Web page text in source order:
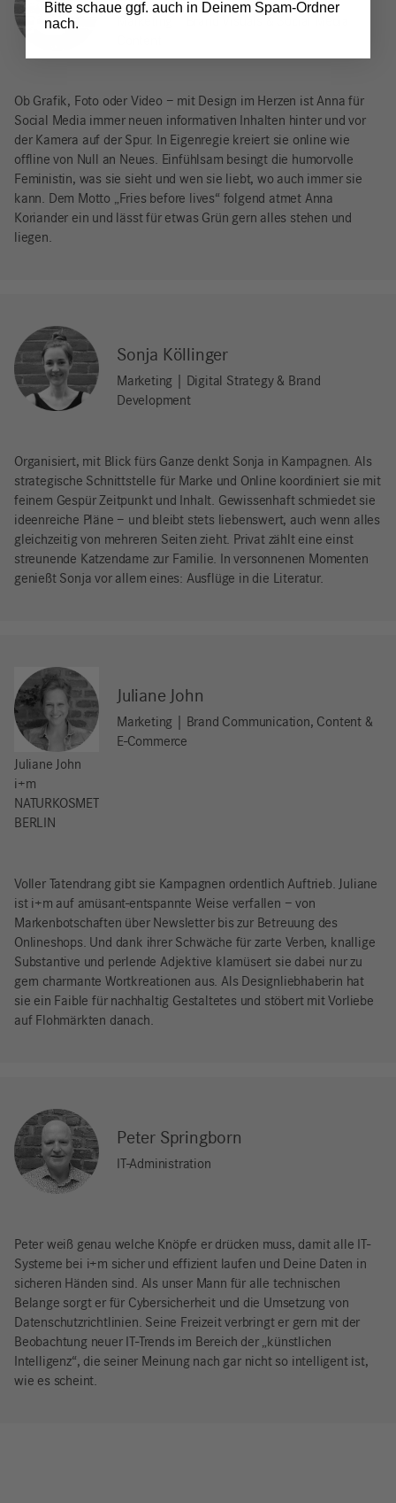
Ob Grafik, Foto oder Video – mit Design im Herzen ist Anna für
Social Media immer neuen informativen Inhalten hinter und vor
der Kamera auf der Spur. In Eigenregie kreiert sie online wie
offline von Null an Neues. Einfühlsam besingt die humorvolle
Feministin, was sie sieht und wen sie liebt, wo auch immer sie
kann. Dem Motto „Fries before lives“ folgend atmet Anna
Koriander ein und lässt für etwas Grün gern alles stehen und
liegen.
Sonja Köllinger
Marketing | Digital Strategy & Brand
Development
Organisiert, mit Blick fürs Ganze denkt Sonja in Kampagnen. Als
strategische Schnittstelle für Marke und Online koordiniert sie mit
feinem Gespür Zeitpunkt und Inhalt. Gewissenhaft schmiedet sie
ideenreiche Pläne – und bleibt stets liebenswert, auch wenn alles
gleichzeitig von mehreren Seiten zieht. Privat zählt eine einst
streunende Katzendame zur Familie. In versonnenen Momenten
genießt Sonja vor allem eines: Ausflüge in die Literatur.
Juliane John
i+m
NATURKOSMETIK
BERLIN
Juliane John
Marketing | Brand Communication, Content &
E-Commerce
Voller Tatendrang gibt sie Kampagnen ordentlich Auftrieb. Juliane
ist i+m auf amüsant-entspannte Weise verfallen – von
Markenbotschaften über Newsletter bis zur Betreuung des
Onlineshops. Und dank ihrer Schwäche für zarte Verben, knallige
Substantive und perlende Adjektive klamüsert sie dabei nur zu
gern charmante Wortkreationen aus. Als Designliebhaberin hat
sie ein Faible für nachhaltig Gestaltetes und stöbert mit Vorliebe
auf Flohmärkten danach.
Peter Springborn
IT-Administration
Peter weiß genau welche Knöpfe er drücken muss, damit alle IT-
Systeme bei i+m sicher und effizient laufen und Deine Daten in
sicheren Händen sind. Als unser Mann für alle technischen
Belange sorgt er für Cybersicherheit und die Umsetzung von
Datenschutzrichtlinien. Seine Freizeit verbringt er gern mit der
Beobachtung neuer IT-Trends im Bereich der „künstlichen
Intelligenz“, die seiner Meinung nach gar nicht so intelligent ist,
wie es scheint.
Bitte schaue ggf. auch in Deinem Spam-Ordner
nach.